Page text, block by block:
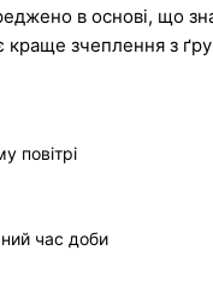
в основі, що
зчеплення з
повітрі
час доби